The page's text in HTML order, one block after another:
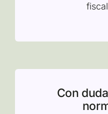
Con